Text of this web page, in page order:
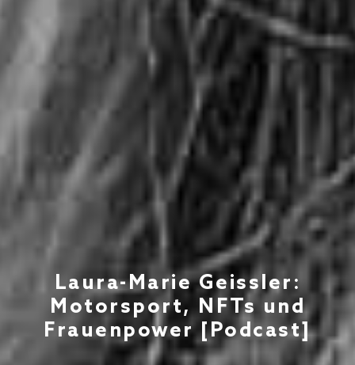
Laura-Marie Geissler:
Motorsport, NFTs und
Frauenpower [Podcast]